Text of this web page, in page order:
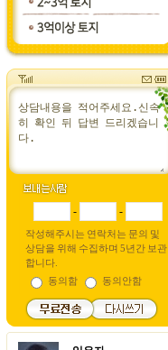
- -
작성해주시는 연락처는 문의 및
상담을 위해 수집하며 5년간 보관
합니다.
동의함
동의안함